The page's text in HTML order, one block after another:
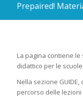
Prepaired!
La pagina contiene
didattico per le
Nella sezione
percorso delle lezioni